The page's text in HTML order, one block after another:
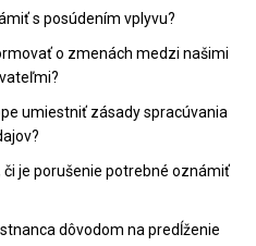
s posúdením vplyvu?
o zmenách medzi našimi
umiestniť zásady spracúvania
je porušenie potrebné oznámiť
dôvodom na predĺženie